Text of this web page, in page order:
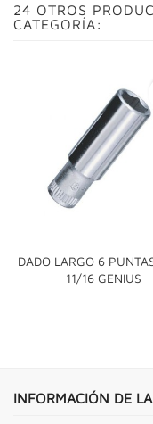
24 OTROS
CATEGORÍA:
DADO LARGO 6
11/16 GENIUS
INFORMACIÓN DE